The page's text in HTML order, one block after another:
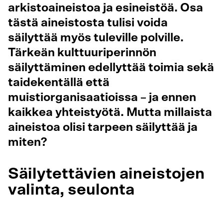
arkistoaineistoa ja esineistöä. Osa
tästä aineistosta tulisi voida
säilyttää myös tuleville polville.
Tärkeän kulttuuriperinnön
säilyttäminen edellyttää toimia sekä
taidekentällä että
muistiorganisaatioissa – ja ennen
kaikkea yhteistyötä. Mutta millaista
aineistoa olisi tarpeen säilyttää ja
miten?
Säilytettävien aineistojen
valinta, seulonta